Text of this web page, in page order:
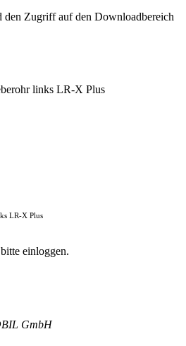
den Zugriff auf den Downloadbereich
links LR-X Plus
LR-X Plus
einloggen.
GmbH